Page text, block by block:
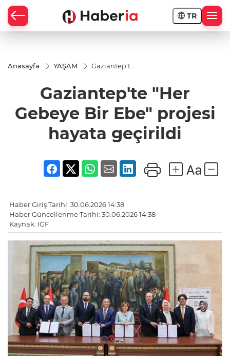
TR
Anasayfa YAŞAM
Gaziantep'te
projesi
hayata
geçirildi
Gaziantep'te "Her
Gebeye Bir Ebe" projesi
hayata geçirildi
Haber Giriş Tarihi: 30.06.2026 14:38
Haber Güncellenme Tarihi: 30.06.2026 14:38
Kaynak: IGF